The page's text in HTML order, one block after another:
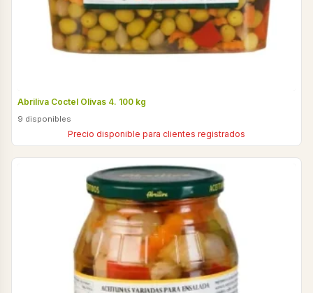
Abriliva Coctel Olivas 4. 100 kg
9 disponibles
Precio disponible para clientes registrados